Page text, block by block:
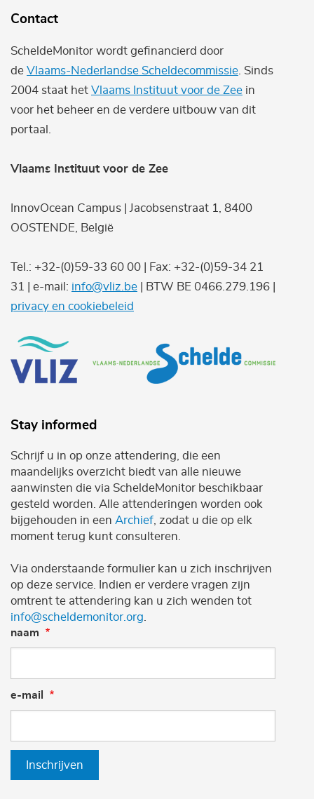
Contact
ScheldeMonitor wordt gefinancierd door
de Vlaams-Nederlandse Scheldecommissie . Sinds
2004 staat het Vlaams Instituut voor de Zee in
voor het beheer en de verdere uitbouw van dit
portaal.
Vlaams Instituut voor de Zee
InnovOcean Campus | Jacobsenstraat 1, 8400
OOSTENDE, België
Tel.: +32-(0)59-33 60 00 | Fax: +32-(0)59-34 21
31 | e-mail: info@vliz.be | BTW BE 0466.279.196 |
privacy en cookiebeleid
Stay informed
Schrijf u in op onze attendering, die een
maandelijks overzicht biedt van alle nieuwe
aanwinsten die via ScheldeMonitor beschikbaar
gesteld worden. Alle attenderingen worden ook
bijgehouden in een Archief , zodat u die op elk
moment terug kunt consulteren.
Via onderstaande formulier kan u zich inschrijven
op deze service. Indien er verdere vragen zijn
omtrent te attendering kan u zich wenden tot
info@scheldemonitor.org
naam
e-mail
Inschrijven